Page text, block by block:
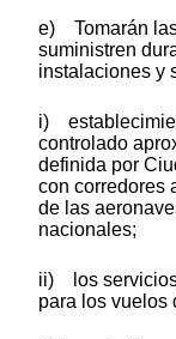
e) Tomarán
suministren
instalaciones y
i)
controlado
definida por
con corredores
de las
nacionales;
ii) los servicios
para los vuelos